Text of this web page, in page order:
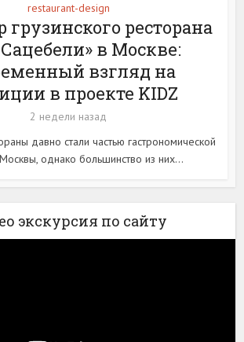
restaurant-design
грузинского ресторана
в Москве:
взгляд на
в проекте KIDZ
2 недели назад
давно стали частью гастрономической
однако большинство из них...
экскурсия по сайту